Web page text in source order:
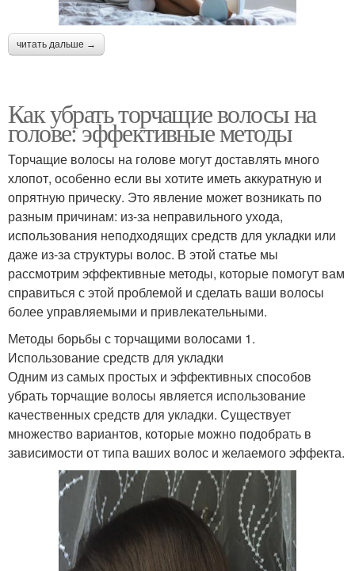
читать дальше →
Как убрать торчащие волосы на
голове: эффективные методы
Торчащие волосы на голове могут доставлять много
хлопот, особенно если вы хотите иметь аккуратную и
опрятную прическу. Это явление может возникать по
разным причинам: из-за неправильного ухода,
использования неподходящих средств для укладки или
даже из-за структуры волос. В этой статье мы
рассмотрим эффективные методы, которые помогут вам
справиться с этой проблемой и сделать ваши волосы
более управляемыми и привлекательными.
Методы борьбы с торчащими волосами 1.
Использование средств для укладки
Одним из самых простых и эффективных способов
убрать торчащие волосы является использование
качественных средств для укладки. Существует
множество вариантов, которые можно подобрать в
зависимости от типа ваших волос и желаемого эффекта.